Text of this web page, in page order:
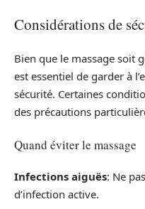
Considérations de
Bien que le massage soit
est essentiel de garder à
sécurité. Certaines
des précautions
Quand éviter le massage
Infections aiguës: Ne
d’infection active.